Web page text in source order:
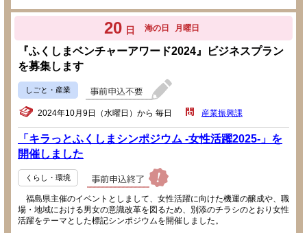
20 日 海の日 月曜日
『ふくしまベンチャーアワード2024』ビジネスプラン
を募集します
しごと・産業
2024年10月9日（水曜日）から 毎日 産業振興課
「キラっとふくしまシンポジウム -女性活躍2025-」を
開催しました
くらし・環境
福島県主催のイベントとしまして、女性活躍に向けた機運の醸成や、職
場・地域における男女の意識改革を図るため、別添のチラシのとおり女性
活躍をテーマとした標記シンポジウムを開催しました。